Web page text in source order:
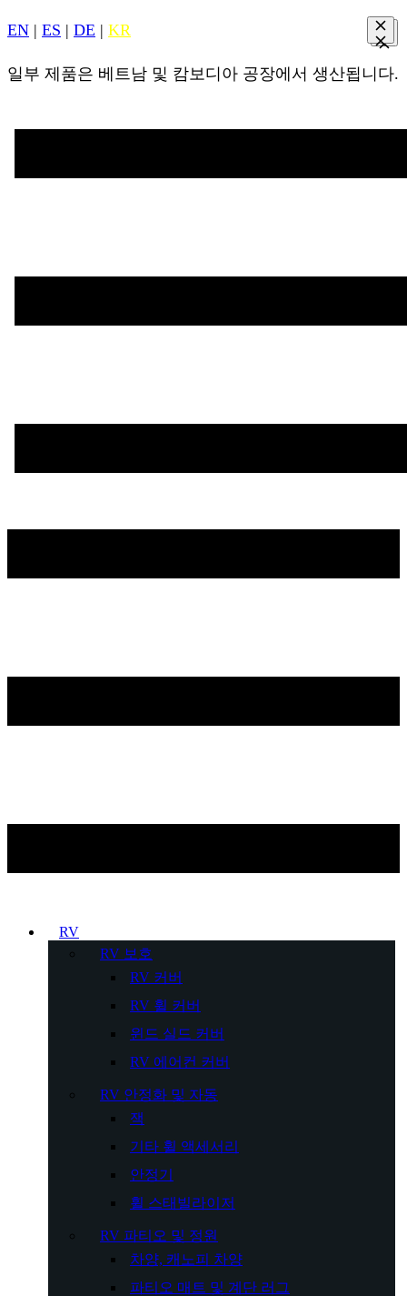
EN | ES | DE | KR
일부 제품은 베트남 및 캄보디아 공장에서 생산됩니다.
RV
RV 보호
RV 커버
RV 휠 커버
윈드 실드 커버
RV 에어컨 커버
RV 안정화 및 자동
잭
기타 휠 액세서리
안정기
휠 스태빌라이저
RV 파티오 및 정원
차양, 캐노피 차양
파티오 매트 및 계단 러그